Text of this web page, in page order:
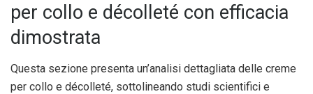
per collo e décolleté con efficacia
dimostrata
Questa sezione presenta un’analisi dettagliata delle creme
per collo e décolleté, sottolineando studi scientifici e